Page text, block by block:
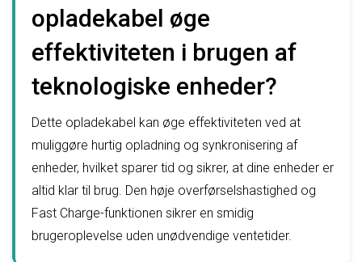
opladekabel øge
effektiviteten i brugen af
teknologiske enheder?
Dette opladekabel kan øge effektiviteten ved at
muliggøre hurtig opladning og synkronisering af
enheder, hvilket sparer tid og sikrer, at dine enheder er
altid klar til brug. Den høje overførselshastighed og
Fast Charge-funktionen sikrer en smidig
brugeroplevelse uden unødvendige ventetider.